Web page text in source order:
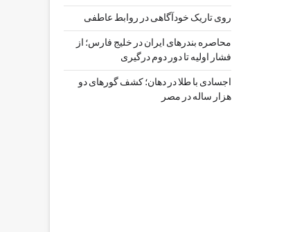
روی تاریک خودآگاهی در روابط عاطفی
محاصره بندرهای ایران در خلیج فارس؛ از
فشار اولیه تا دور دوم درگیری
اجسادی با طلا در دهان؛ کشف گورهای دو
هزار ساله در مصر